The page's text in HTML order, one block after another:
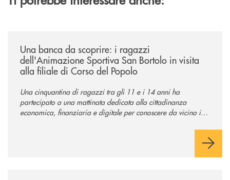
Una banca da scoprire: i ragazzi
dell'Animazione Sportiva San Bortolo in visita
alla filiale di Corso del Popolo
Una cinquantina di ragazzi tra gli 11 e i 14 anni ha
partecipato a una mattinata dedicata alla cittadinanza
economica, finanziaria e digitale per conoscere da vicino il